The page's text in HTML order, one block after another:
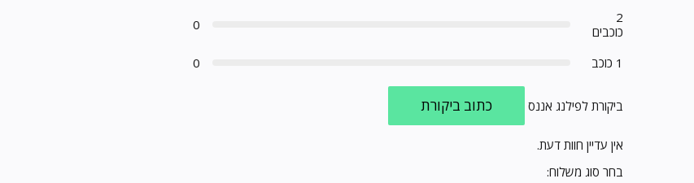
2
כוכבים
0
1 כוכב 0
ביקורת לפילנג אננס כתוב ביקורת
אין עדיין חוות דעת.
בחר סוג משלוח: